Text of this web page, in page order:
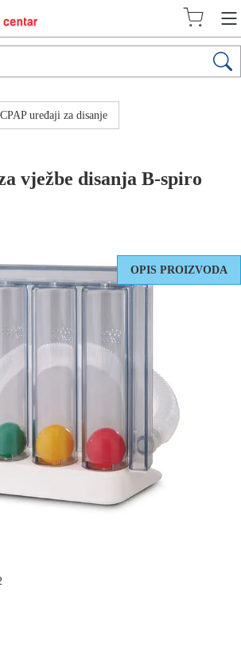
uređaji za disanje
vježbe disanja B-spiro
OPIS PROIZVODA